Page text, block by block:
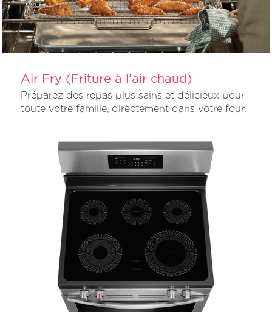
Air Fry (Friture à l’air chaud)
Préparez des repas plus sains et délicieux pour
toute votre famille, directement dans votre four.